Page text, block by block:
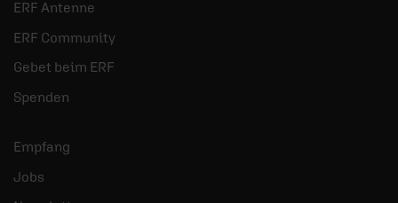
ERF Antenne
ERF Community
Gebet beim ERF
Spenden
Empfang
Jobs